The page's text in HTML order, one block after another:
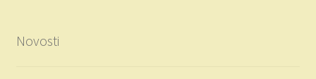
Novosti